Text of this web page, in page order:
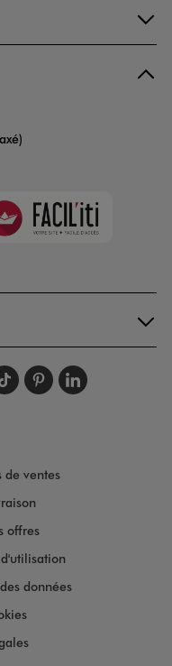
sursur
nous sur
nous
Suivez-nous
Suivez-
de ventes
offres
données